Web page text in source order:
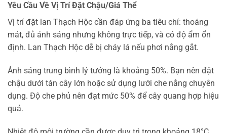
Yêu Cầu Về Vị Trí Đặt Chậu/Giá Thể
Vị trí đặt lan Thạch Hộc cần đáp ứng ba tiêu chí: thoáng
mát, đủ ánh sáng nhưng không trực tiếp, và có độ ẩm ổn
định. Lan Thạch Hộc dễ bị cháy lá nếu phơi nắng gắt.
Ánh sáng trung bình lý tưởng là khoảng 50%. Bạn nên đặt
chậu dưới tán cây lớn hoặc sử dụng lưới che nắng chuyên
dụng. Độ che phủ nên đạt mức 50% để cây quang hợp hiệu
quả.